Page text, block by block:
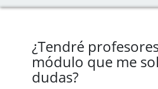
¿Tendré
módulo que me
dudas?